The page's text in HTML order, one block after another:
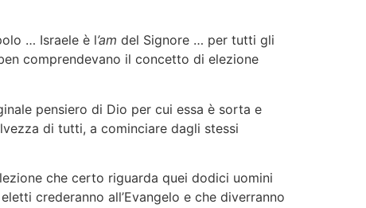
… Israele è l’am del Signore … per tutti gli
comprendevano il concetto di elezione
pensiero di Dio per cui essa è sorta e
di tutti, a cominciare dagli stessi
che certo riguarda quei dodici uomini
crederanno all’Evangelo e che diverranno